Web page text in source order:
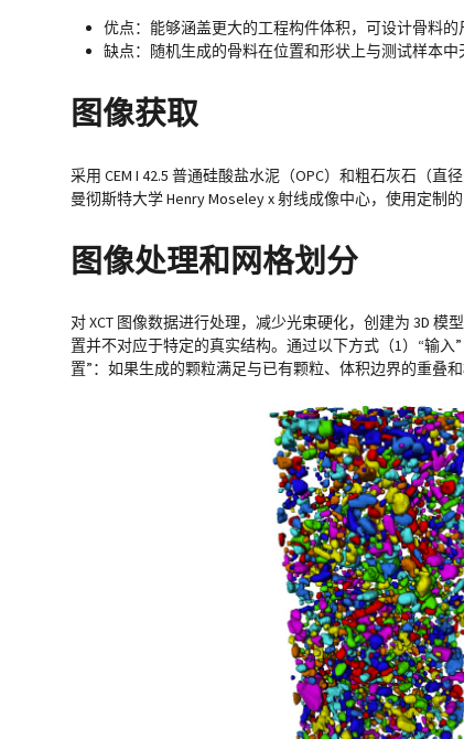
优点：能够涵盖更大的工程构件体积，可设计骨料
缺点：随机生成的骨料在位置和形状上与测试样本中
图像获取
采用 CEM I 42.5 普通硅酸盐水泥（OPC）和粗石灰石（
曼彻斯特大学 Henry Moseley x 射线成像中心，使用定制
图像处理和网格划分
对 XCT 图像数据进行处理，减少光束硬化，创建为 3D
置并不对应于特定的真实结构。通过以下方式（1）“输
置”：如果生成的颗粒满足与已有颗粒、体积边界的重叠